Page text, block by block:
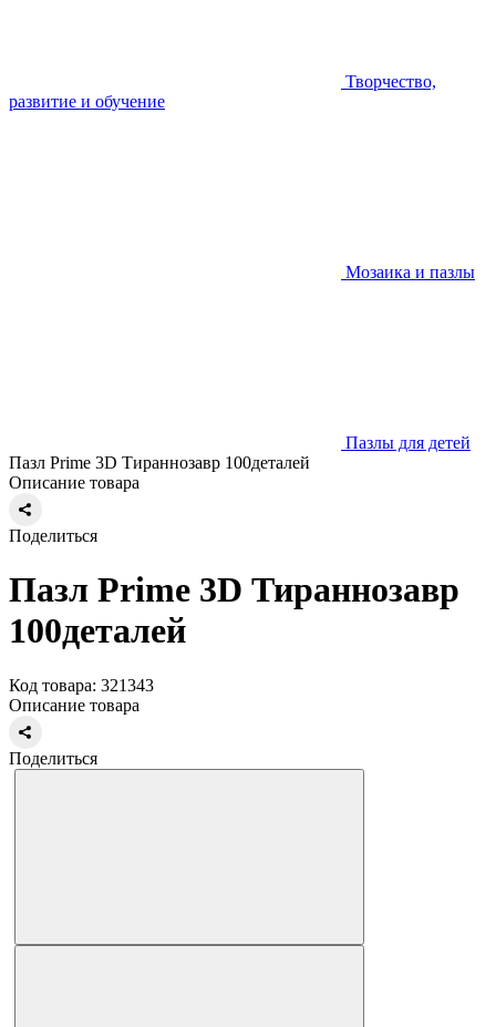
Творчество,
развитие и обучение
Мозаика и пазлы
Пазлы для детей
Пазл Prime 3D Тираннозавр 100деталей
Описание товара
Поделиться
Пазл Prime 3D Тираннозавр
100деталей
Код товара: 321343
Описание товара
Поделиться